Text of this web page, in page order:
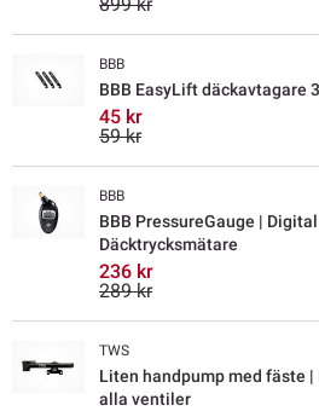
899 kr
BBB
BBB EasyLift däckavtagare
45 kr
59 kr
BBB
BBB PressureGauge | Digital
Däcktrycksmätare
236 kr
289 kr
TWS
Liten handpump med fäste |
alla ventiler